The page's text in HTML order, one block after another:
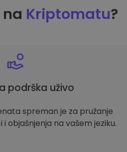
Kriptomatu?
podrška uživo
spreman je za pružanje
objašnjenja na vašem jeziku.